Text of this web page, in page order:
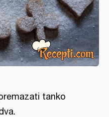
tanko